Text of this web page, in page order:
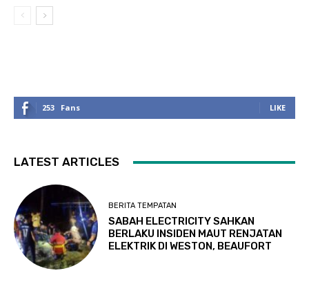
253 Fans LIKE
LATEST ARTICLES
BERITA TEMPATAN
SABAH ELECTRICITY SAHKAN
BERLAKU INSIDEN MAUT RENJATAN
ELEKTRIK DI WESTON, BEAUFORT